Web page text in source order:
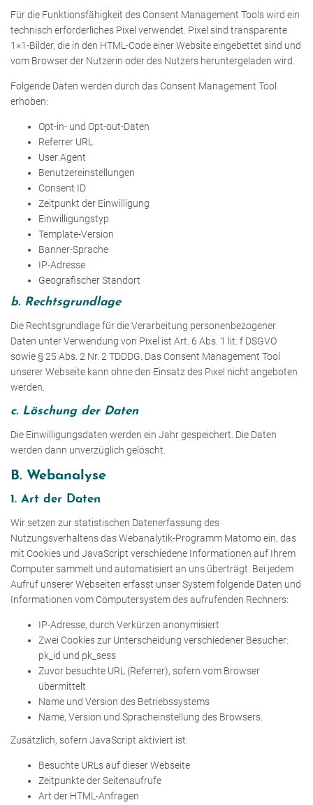
Für die Funktionsfähigkeit des Consent Management Tools wird ein
technisch erforderliches Pixel verwendet. Pixel sind transparente
1×1-Bilder, die in den HTML-Code einer Website eingebettet sind und
vom Browser der Nutzerin oder des Nutzers heruntergeladen wird.
Folgende Daten werden durch das Consent Management Tool
erhoben:
Opt-in- und Opt-out-Daten
Referrer URL
User Agent
Benutzereinstellungen
Consent ID
Zeitpunkt der Einwilligung
Einwilligungstyp
Template-Version
Banner-Sprache
IP-Adresse
Geografischer Standort
b. Rechtsgrundlage
Die Rechtsgrundlage für die Verarbeitung personenbezogener
Daten unter Verwendung von Pixel ist Art. 6 Abs. 1 lit. f DSGVO
sowie § 25 Abs. 2 Nr. 2 TDDDG. Das Consent Management Tool
unserer Webseite kann ohne den Einsatz des Pixel nicht angeboten
werden.
c. Löschung der Daten
Die Einwilligungsdaten werden ein Jahr gespeichert. Die Daten
werden dann unverzüglich gelöscht.
B. Webanalyse
1. Art der Daten
Wir setzen zur statistischen Datenerfassung des
Nutzungsverhaltens das Webanalytik-Programm Matomo ein, das
mit Cookies und JavaScript verschiedene Informationen auf Ihrem
Computer sammelt und automatisiert an uns überträgt. Bei jedem
Aufruf unserer Webseiten erfasst unser System folgende Daten und
Informationen vom Computersystem des aufrufenden Rechners:
IP-Adresse, durch Verkürzen anonymisiert
Zwei Cookies zur Unterscheidung verschiedener Besucher:
pk_id und pk_sess
Zuvor besuchte URL (Referrer), sofern vom Browser
übermittelt
Name und Version des Betriebssystems
Name, Version und Spracheinstellung des Browsers.
Zusätzlich, sofern JavaScript aktiviert ist:
Besuchte URLs auf dieser Webseite
Zeitpunkte der Seitenaufrufe
Art der HTML-Anfragen